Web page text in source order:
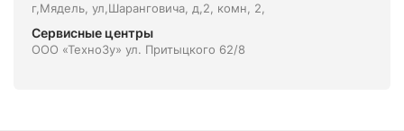
г,Мядель, ул,Шаранговича, д,2, комн, 2,
Сервисные центры
ООО «ТехноЗу» ул. Притыцкого 62/8